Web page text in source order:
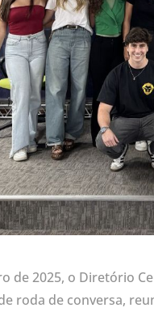
de 2025, o Diretório
roda de conversa,